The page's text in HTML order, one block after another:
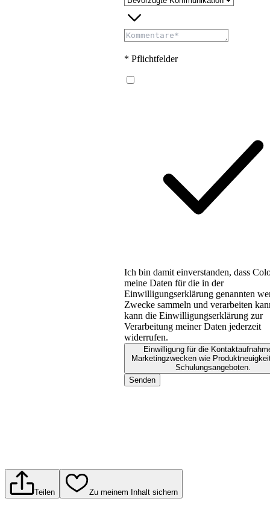
* Pflichtfelder
Ich bin damit einverstanden, dass
meine Daten für die in der
Einwilligungserklärung genannten
Zwecke sammeln und verarbeiten
kann die Einwilligungserklärung zur
Verarbeitung meiner Daten jederzeit
widerrufen.
Einwilligung für die
Marketingzwecken wie
Schulungsangeboten.
Senden
Teilen Zu meinem Inhalt sichern